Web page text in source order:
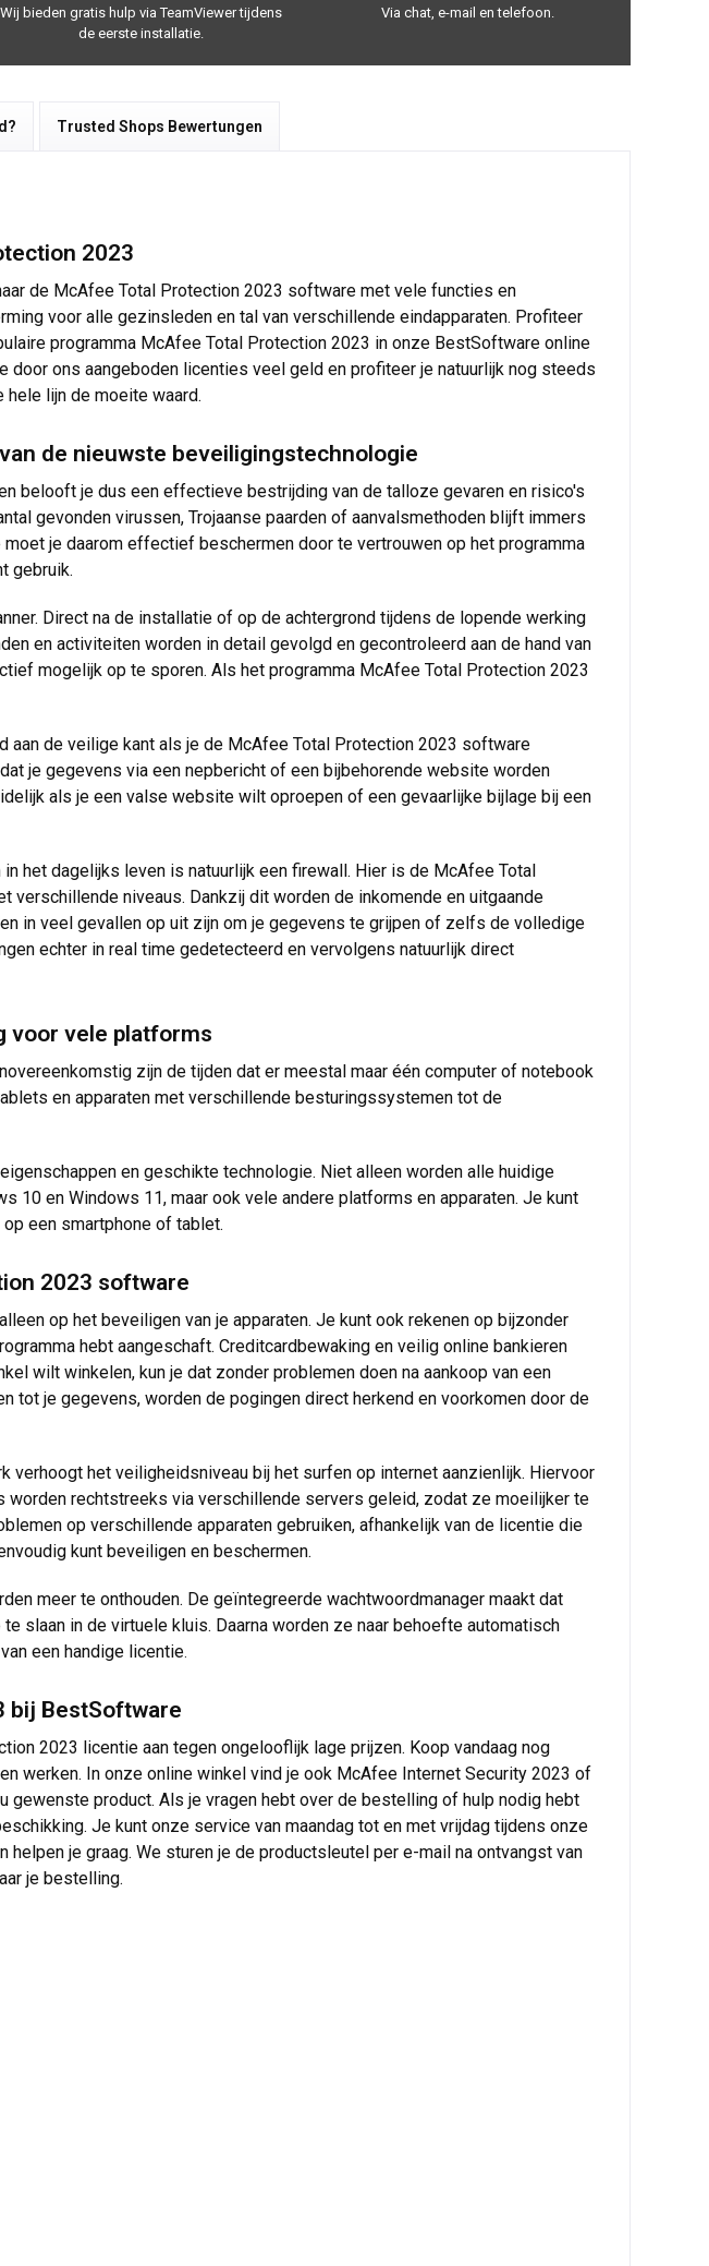
Wij bieden gratis hulp via TeamViewer tijdens
de eerste installatie.
Via chat, e-mail en telefoon.
Trusted Shops Bewertungen
2023
de McAfee Total Protection 2023 software met vele functies en
voor alle gezinsleden en tal van verschillende eindapparaten. Profiteer
programma McAfee Total Protection 2023 in onze BestSoftware online
ons aangeboden licenties veel geld en profiteer je natuurlijk nog steeds
lijn de moeite waard.
de nieuwste beveiligingstechnologie
belooft je dus een effectieve bestrijding van de talloze gevaren en risico's
gevonden virussen, Trojaanse paarden of aanvalsmethoden blijft immers
je daarom effectief beschermen door te vertrouwen op het programma
gebruik.
Direct na de installatie of op de achtergrond tijdens de lopende werking
en activiteiten worden in detail gevolgd en gecontroleerd aan de hand van
mogelijk op te sporen. Als het programma McAfee Total Protection 2023
de veilige kant als je de McAfee Total Protection 2023 software
je gegevens via een nepbericht of een bijbehorende website worden
als je een valse website wilt oproepen of een gevaarlijke bijlage bij een
het dagelijks leven is natuurlijk een firewall. Hier is de McAfee Total
niveaus. Dankzij dit worden de inkomende en uitgaande
in veel gevallen op uit zijn om je gegevens te grijpen of zelfs de volledige
echter in real time gedetecteerd en vervolgens natuurlijk direct
voor vele platforms
zijn de tijden dat er meestal maar één computer of notebook
en apparaten met verschillende besturingssystemen tot de
en geschikte technologie. Niet alleen worden alle huidige
en Windows 11, maar ook vele andere platforms en apparaten. Je kunt
een smartphone of tablet.
2023 software
op het beveiligen van je apparaten. Je kunt ook rekenen op bijzonder
hebt aangeschaft. Creditcardbewaking en veilig online bankieren
wilt winkelen, kun je dat zonder problemen doen na aankoop van een
je gegevens, worden de pogingen direct herkend en voorkomen door de
het veiligheidsniveau bij het surfen op internet aanzienlijk. Hiervoor
rechtstreeks via verschillende servers geleid, zodat ze moeilijker te
op verschillende apparaten gebruiken, afhankelijk van de licentie die
kunt beveiligen en beschermen.
meer te onthouden. De geïntegreerde wachtwoordmanager maakt dat
slaan in de virtuele kluis. Daarna worden ze naar behoefte automatisch
een handige licentie
bij BestSoftware
2023 licentie aan tegen ongelooflijk lage prijzen. Koop vandaag nog
werken. In onze online winkel vind je ook McAfee Internet Security 2023 of
product. Als je vragen hebt over de bestelling of hulp nodig hebt
Je kunt onze service van maandag tot en met vrijdag tijdens onze
je graag. We sturen je de productsleutel per e-mail na ontvangst van
je bestelling.